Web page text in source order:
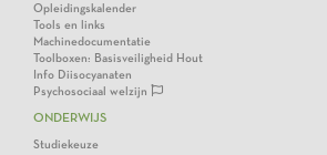
Opleidingskalender
Tools en links
Machinedocumentatie
Toolboxen: Basisveiligheid Hout
Info Diisocyanaten
Psychosociaal welzijn
ONDERWIJS
Studiekeuze